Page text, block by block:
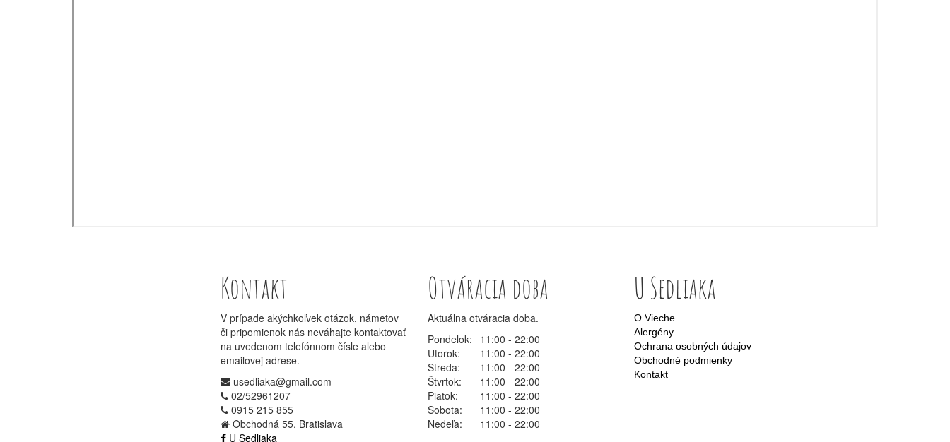
Kontakt
V prípade akýchkoľvek otázok, námetov
či pripomienok nás neváhajte kontaktovať
na uvedenom telefónnom čísle alebo
emailovej adrese.
usedliaka@gmail.com
02/52961207
0915 215 855
Obchodná 55, Bratislava
U Sedliaka
Otváracia doba
Aktuálna otváracia doba.
Pondelok:
11:00 - 22:00
Utorok:
11:00 - 22:00
Streda:
11:00 - 22:00
Štvrtok:
11:00 - 22:00
Piatok:
11:00 - 22:00
Sobota:
11:00 - 22:00
Nedeľa:
11:00 - 22:00
U Sedliaka
O Vieche
Alergény
Ochrana osobných údajov
Obchodné podmienky
Kontakt